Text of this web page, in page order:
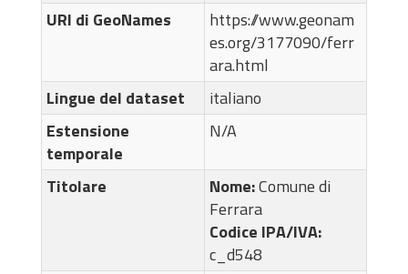
URI di GeoNames
https://www.geonam
es.org/3177090/ferr
ara.html
Lingue del dataset
italiano
Estensione
temporale
N/A
Titolare Nome:Comune di
Ferrara
Codice IPA/IVA:
c_d548